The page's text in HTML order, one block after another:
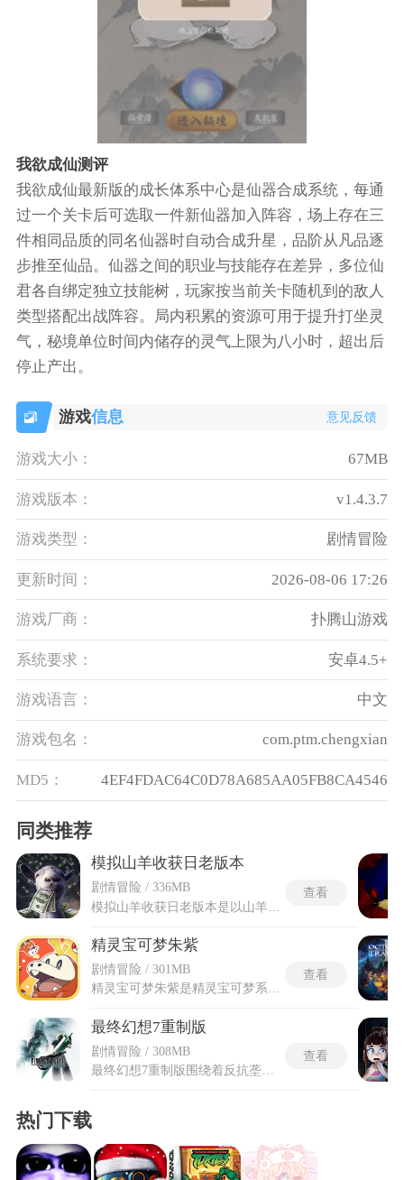
我欲成仙测评
我欲成仙最新版的成长体系中心是仙器合成系统，每通
过一个关卡后可选取一件新仙器加入阵容，场上存在三
件相同品质的同名仙器时自动合成升星，品阶从凡品逐
步推至仙品。仙器之间的职业与技能存在差异，多位仙
君各自绑定独立技能树，玩家按当前关卡随机到的敌人
类型搭配出战阵容。局内积累的资源可用于提升打坐灵
气，秘境单位时间内储存的灵气上限为八小时，超出后
停止产出。
游戏信息 意见反馈
游戏大小： 67MB
游戏版本： v1.4.3.7
游戏类型： 剧情冒险
更新时间： 2026-08-06 17:26
游戏厂商： 扑腾山游戏
系统要求： 安卓4.5+
游戏语言： 中文
游戏包名： com.ptm.chengxian
MD5： 4EF4FDAC64C0D78A685AA05FB8CA4546
同类推荐
模拟山羊收获日老版本
剧情冒险 / 336MB
查看
精灵宝可梦朱紫
剧情冒险 / 301MB
精灵宝可梦朱紫是精灵宝可梦系列第九世代的官方正统续作。游戏背景设定在以西班牙及地中海文化为原型的帕底亚地区，为玩家带来全新的开放世界冒险体验。在游戏中，玩家将扮演一名宝可梦训练家，在辽阔的帕底亚地区自由探索，捕捉栖息在各处的宝可梦，并通过冠军之路、传说之路和星尘之路三条主线剧情推进旅程。除了经典的回合制对战与宝可梦收集养成玩法外，本作还新增了太晶化对战机制，并支持最多四人的联机合作探索，为这个经典系列注入了新的活力。
查看
最终幻想7重制版
剧情冒险 / 308MB
查看
热门下载